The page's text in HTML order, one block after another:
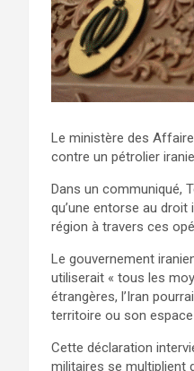
Le ministère des
contre un pétrolier
Dans un communiqué,
qu’une entorse au
région à travers ces
Le gouvernement
utiliserait « tous les
étrangères, l’Iran
territoire ou son
Cette déclaration
militaires se multiplient